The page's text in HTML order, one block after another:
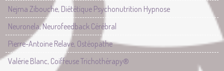
Nejma Zibouche, Diététique Psychonutrition Hypnose
Neuronela, Neurofeedback Cérébral
Pierre-Antoine Relave, Ostéopathe
Valérie Blanc, Coiffeuse Trichothérapy®